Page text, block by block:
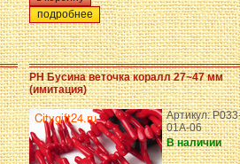
подробнее
PH Бусина веточка коралл 27~47 мм
(имитация)
Артикул:
01A-06
В наличии